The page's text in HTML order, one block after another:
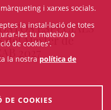
ESPECIALS
del Màster de
2027
i xarxes socials.
la instal·lació de totes
les tu mateix/a o
de cookies'.
la nostra política de
DE COOKIES